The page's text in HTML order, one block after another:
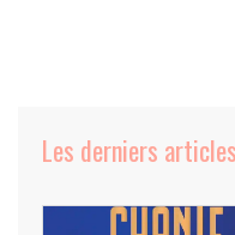
Les derniers articles